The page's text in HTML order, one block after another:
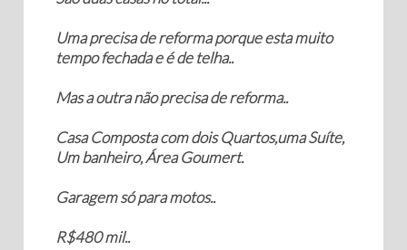
Uma precisa de reforma porque esta muito
tempo fechada e é de telha..
Mas a outra não precisa de reforma..
Casa Composta com dois Quartos,uma Suíte,
Um banheiro, Área Goumert.
Garagem só para motos..
R$480 mil..